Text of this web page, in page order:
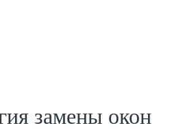
замены окон